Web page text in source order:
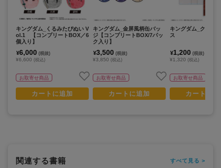
キングダム_くるみたぴぬい V
ol.1 【コンプリートBOX／6
個入り】
¥6,000 (税抜)
¥6,600 (税込)
お取寄せ商品
カートに追加
キングダム_金屏風柄缶バッ
ジ【コンプリートBOX/7パッ
ク入り】
¥3,500 (税抜)
¥3,850 (税込)
お取寄せ商品
カートに追加
キングダム_クリア
ス
¥1,200 (税抜)
¥1,320 (税込)
お取寄せ商品
カートに
関連する書籍 すべて見る >